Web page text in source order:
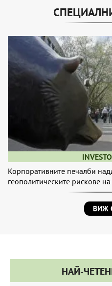
Корпоративните печалби
геополитическите рискове
ВИЖ
НАЙ-